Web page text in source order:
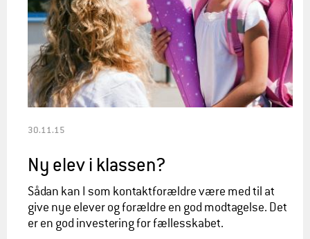
30.11.15
Ny elev i klassen?
Sådan kan I som kontaktforældre være med til at
give nye elever og forældre en god modtagelse. Det
er en god investering for fællesskabet.